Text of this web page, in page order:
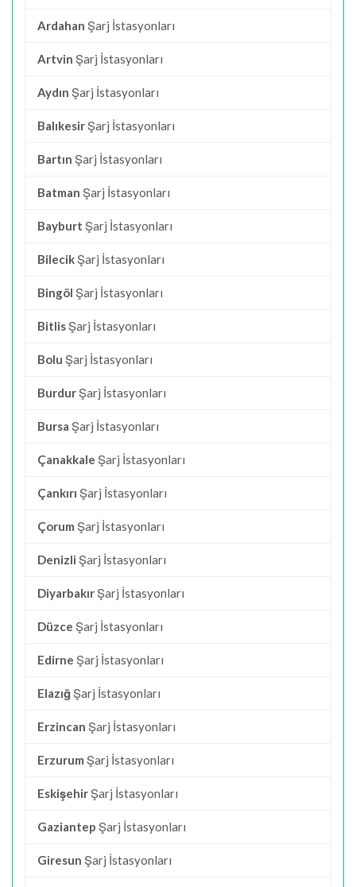
Ardahan Şarj İstasyonları
Artvin Şarj İstasyonları
Aydın Şarj İstasyonları
BalıkesirŞarj İstasyonları
Bartın Şarj İstasyonları
Batman Şarj İstasyonları
Bayburt Şarj İstasyonları
BilecikŞarj İstasyonları
Bingöl Şarj İstasyonları
BitlisŞarj İstasyonları
Bolu Şarj İstasyonları
BurdurŞarj İstasyonları
Bursa Şarj İstasyonları
Çanakkale Şarj İstasyonları
Çankırı Şarj İstasyonları
Çorum Şarj İstasyonları
Denizli Şarj İstasyonları
DiyarbakırŞarj İstasyonları
Düzce Şarj İstasyonları
Edirne Şarj İstasyonları
Elazığ Şarj İstasyonları
Erzincan Şarj İstasyonları
Erzurum Şarj İstasyonları
EskişehirŞarj İstasyonları
Gaziantep Şarj İstasyonları
Giresun Şarj İstasyonları